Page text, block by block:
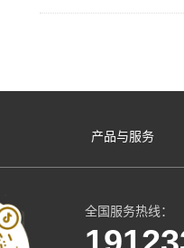
产品与服务
全国服务热线：